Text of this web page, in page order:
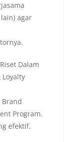
agar
Dalam
Program.
efektif.